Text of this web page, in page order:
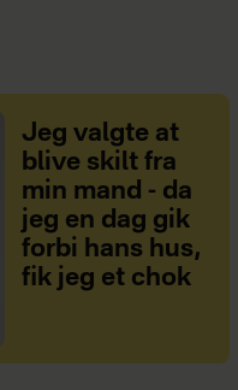
Jeg valgte at
blive skilt fra
min mand - da
jeg en dag gik
forbi hans hus,
fik jeg et chok